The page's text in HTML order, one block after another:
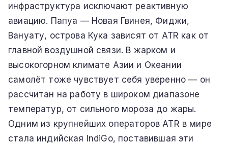
инфраструктура исключают реактивную
авиацию. Папуа — Новая Гвинея, Фиджи,
Вануату, острова Кука зависят от ATR как от
главной воздушной связи. В жарком и
высокогорном климате Азии и Океании
самолёт тоже чувствует себя уверенно — он
рассчитан на работу в широком диапазоне
температур, от сильного мороза до жары.
Одним из крупнейших операторов ATR в мире
стала индийская IndiGo, поставившая эти